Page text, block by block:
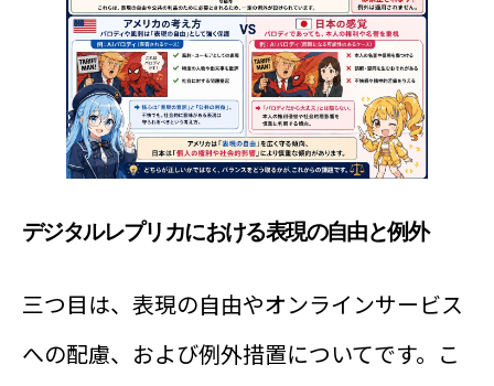
デジタルレプリカにおける表現の自由と例外
三つ目は、表現の自由やオンラインサービス
への配慮、および例外措置についてです。こ